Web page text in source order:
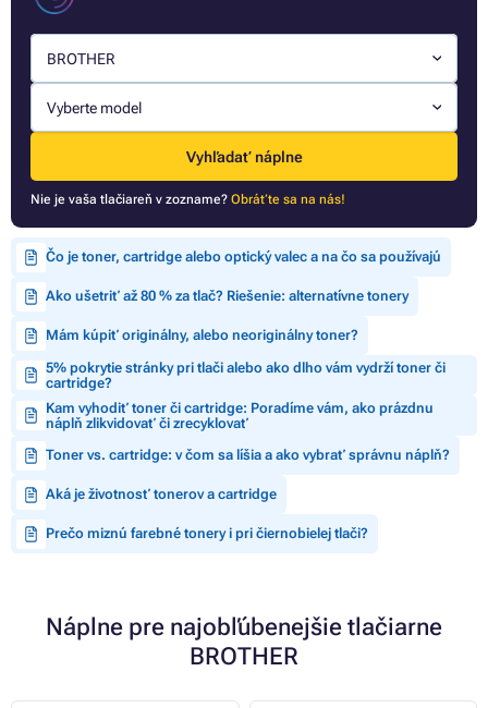
BROTHER
Vyberte model
Vyhľadať náplne
Nie je vaša tlačiareň v zozname? Obráťte sa na nás!
Čo je toner, cartridge alebo optický valec a na čo sa používajú
Ako ušetriť až 80 % za tlač? Riešenie: alternatívne tonery
Mám kúpiť originálny, alebo neoriginálny toner?
5% pokrytie stránky pri tlači alebo ako dlho vám vydrží toner či
cartridge?
Kam vyhodiť toner či cartridge: Poradíme vám, ako prázdnu
náplň zlikvidovať či zrecyklovať
Toner vs. cartridge: v čom sa líšia a ako vybrať správnu náplň?
Aká je životnosť tonerov a cartridge
Prečo miznú farebné tonery i pri čiernobielej tlači?
Náplne pre najobľúbenejšie tlačiarne
BROTHER